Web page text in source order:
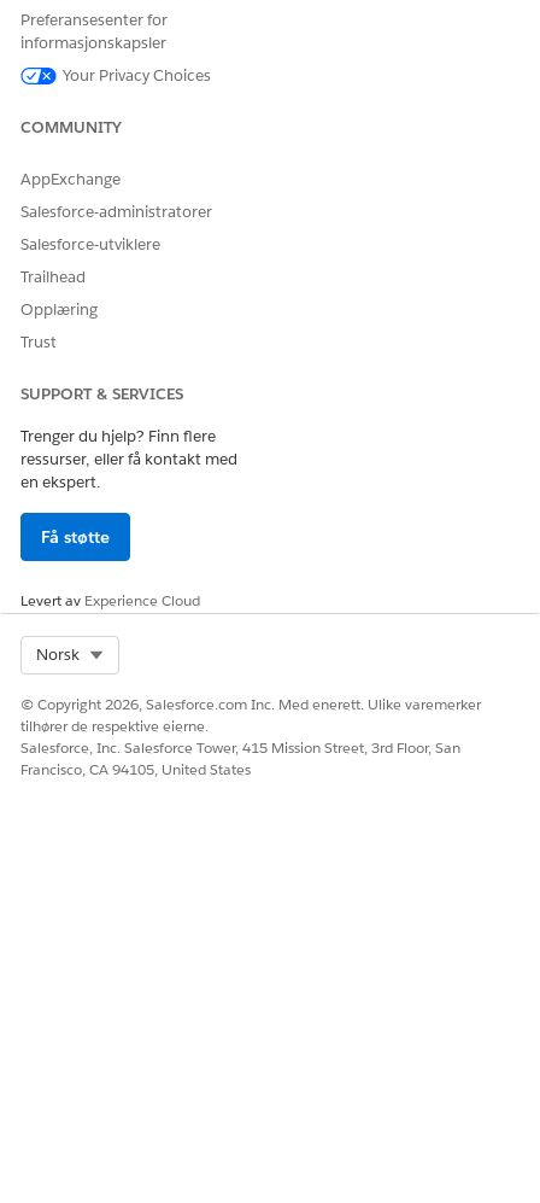
Preferansesenter for
informasjonskapsler
Your Privacy Choices
COMMUNITY
AppExchange
Salesforce-administratorer
Salesforce-utviklere
Trailhead
Opplæring
Trust
SUPPORT & SERVICES
Trenger du hjelp? Finn flere
ressurser, eller få kontakt med
en ekspert.
Få støtte
Levert av Experience Cloud
Norsk
© Copyright 2026, Salesforce.com Inc. Med enerett. Ulike varemerker
tilhører de respektive eierne.
Salesforce, Inc. Salesforce Tower, 415 Mission Street, 3rd Floor, San
Francisco, CA 94105, United States